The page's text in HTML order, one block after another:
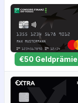
€50 Geldprämie